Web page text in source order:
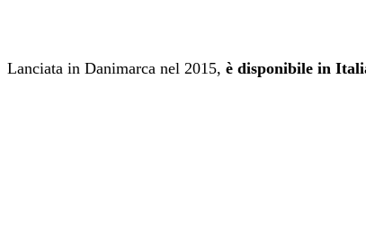
Lanciata in Danimarca nel 2015, è disponibile in